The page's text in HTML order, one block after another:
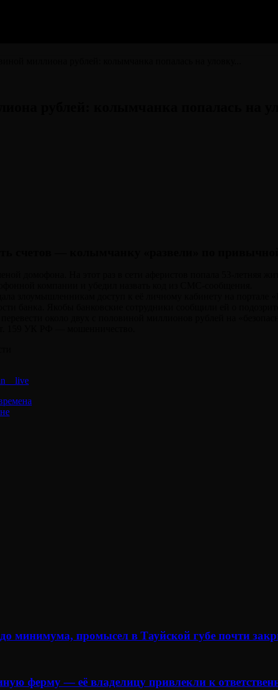
минимума, промысел в Тауйской губе почти
ферму — её владелицу привлекли к